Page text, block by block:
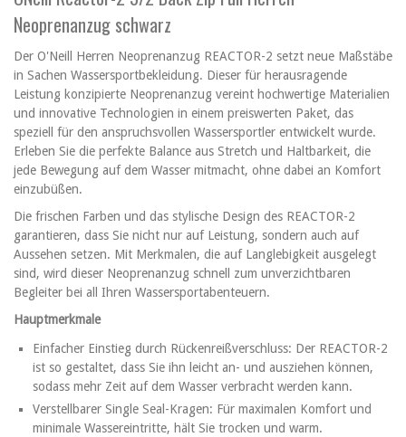
Neoprenanzug schwarz
Der O'Neill Herren Neoprenanzug REACTOR-2 setzt neue Maßstäbe
in Sachen Wassersportbekleidung. Dieser für herausragende
Leistung konzipierte Neoprenanzug vereint hochwertige Materialien
und innovative Technologien in einem preiswerten Paket, das
speziell für den anspruchsvollen Wassersportler entwickelt wurde.
Erleben Sie die perfekte Balance aus Stretch und Haltbarkeit, die
jede Bewegung auf dem Wasser mitmacht, ohne dabei an Komfort
einzubüßen.
Die frischen Farben und das stylische Design des REACTOR-2
garantieren, dass Sie nicht nur auf Leistung, sondern auch auf
Aussehen setzen. Mit Merkmalen, die auf Langlebigkeit ausgelegt
sind, wird dieser Neoprenanzug schnell zum unverzichtbaren
Begleiter bei all Ihren Wassersportabenteuern.
Hauptmerkmale
Einfacher Einstieg durch Rückenreißverschluss: Der REACTOR-2
ist so gestaltet, dass Sie ihn leicht an- und ausziehen können,
sodass mehr Zeit auf dem Wasser verbracht werden kann.
Verstellbarer Single Seal-Kragen: Für maximalen Komfort und
minimale Wassereintritte, hält Sie trocken und warm.